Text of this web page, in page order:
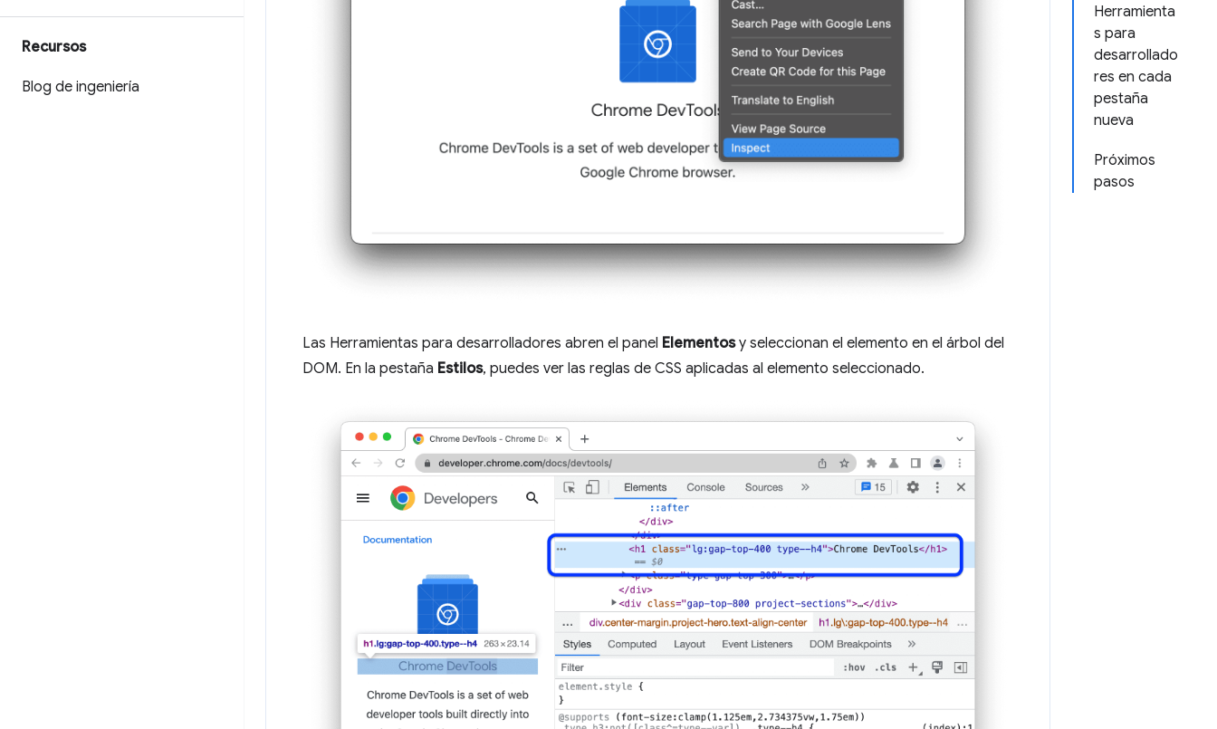
Recursos
Blog de ingeniería
Herramienta
s para
desarrollado
res en cada
pestaña
nueva
Próximos
pasos
Las Herramientas para desarrolladores abren el panel Elementosy seleccionan el elemento en el árbol del
DOM. En la pestaña Estilos, puedes ver las reglas de CSS aplicadas al elemento seleccionado.